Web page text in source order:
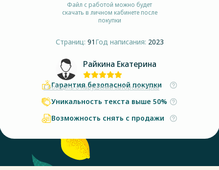
Файл с работой можно будет
скачать в личном кабинете после
покупки
Страниц: 91 Год написания: 2023
Райкина Екатерина
Сообщить о нарушении авторских прав
Гарантия безопасной покупки
Уникальность текста выше 50%
Возможность снять с продажи